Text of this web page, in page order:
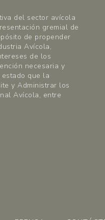
del sector avícola
gremial de
de propender
Avícola,
de los
necesaria y
que la
y Administrar los
Avícola, entre